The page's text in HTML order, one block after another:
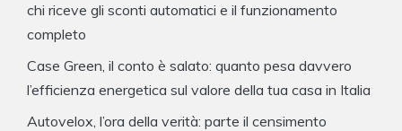
chi riceve gli sconti automatici e il funzionamento
completo
Case Green, il conto è salato: quanto pesa davvero
l’efficienza energetica sul valore della tua casa in Italia
Autovelox, l’ora della verità: parte il censimento